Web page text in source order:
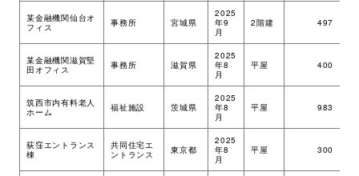
某金融機関仙台オ
フィス
事務所 宮城県
2025
年9
月
2階建 497
某金融機関滋賀堅
田オフィス
事務所 滋賀県
2025
年8
月
平屋 400
筑西市内有料老人
ホーム
福祉施設 茨城県
2025
年8
月
平屋 983
荻窪エントランス
棟
共同住宅エ
ントランス
東京都
2025
年8
月
平屋 300